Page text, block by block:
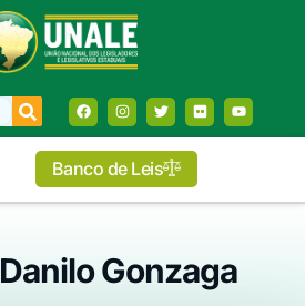
Banco de Leis
Danilo Gonzaga